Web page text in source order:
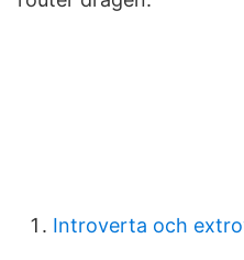
Introverta och